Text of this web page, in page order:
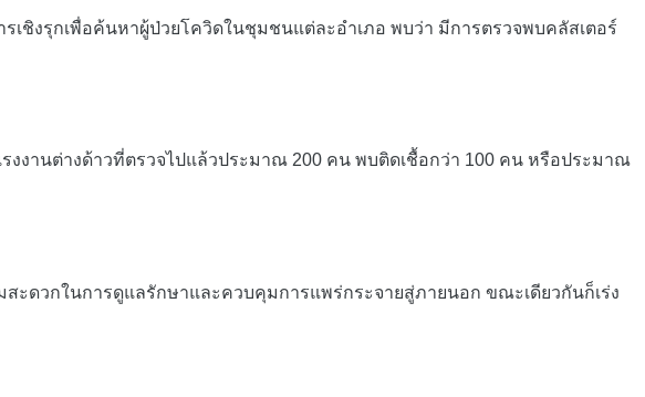
งรุกเพื่อค้นหาผู้ป่วยโควิดในชุมชนแต่ละอำเภอ พบว่า มีการตรวจพบคลัสเตอร์
านต่างด้าวที่ตรวจไปแล้วประมาณ 200 คน พบติดเชื้อกว่า 100 คน หรือประมาณ
วกในการดูแลรักษาและควบคุมการแพร่กระจายสู่ภายนอก ขณะเดียวกันก็เร่ง